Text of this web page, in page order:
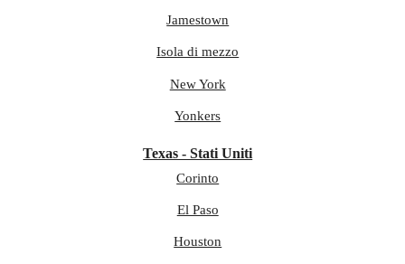
Jamestown
Isola di mezzo
New York
Yonkers
Texas - Stati Uniti
Corinto
El Paso
Houston